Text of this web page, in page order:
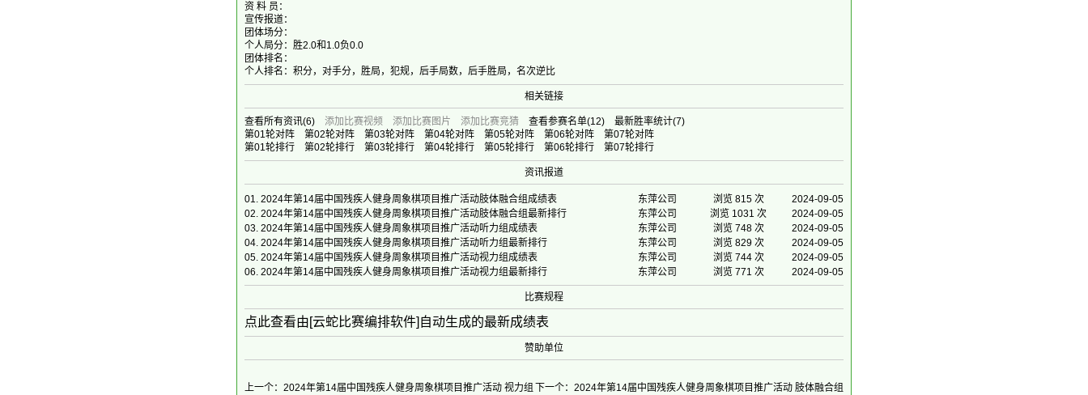
资 料 员：
宣传报道：
团体场分：
个人局分：胜2.0和1.0负0.0
团体排名：
个人排名：积分，对手分，胜局，犯规，后手局数，后手胜局，名次逆比
相关链接
查看所有资讯(6) 添加比赛视频 添加比赛图片 添加比赛竞猜 查看参赛名单(12) 最新胜率统计(7)
第01轮对阵
第02轮对阵 第03轮对阵 第04轮对阵 第05轮对阵 第06轮对阵
第07轮对阵
第01轮排行
第02轮排行 第03轮排行 第04轮排行 第05轮排行 第06轮排行 第07轮排行
资讯报道
01. 2024年第14届中国残疾人健身周象棋项目推广活动肢体融合组成绩表 东萍公司 浏览 815 次
2024-09-05
02. 2024年第14届中国残疾人健身周象棋项目推广活动肢体融合组最新排行 东萍公司 浏览 1031 次
2024-09-05
03. 2024年第14届中国残疾人健身周象棋项目推广活动听力组成绩表 东萍公司 浏览 748 次
2024-09-05
04. 2024年第14届中国残疾人健身周象棋项目推广活动听力组最新排行 东萍公司 浏览 829 次
2024-09-05
05. 2024年第14届中国残疾人健身周象棋项目推广活动视力组成绩表 东萍公司 浏览 744 次
2024-09-05
06. 2024年第14届中国残疾人健身周象棋项目推广活动视力组最新排行 东萍公司 浏览 771 次 2024-09-05
比赛规程
点此查看由[云蛇比赛编排软件]自动生成的最新成绩表
赞助单位
下一个：2024年第14届中国残疾人健身周象棋项目推广活动 肢体融合组
上一个：2024年第14届中国残疾人健身周象棋项目推广活动 视力组